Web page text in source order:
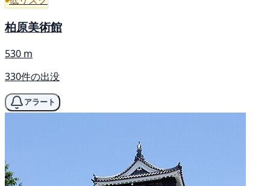
柏原美術館
530 m
330件の出没
アラート